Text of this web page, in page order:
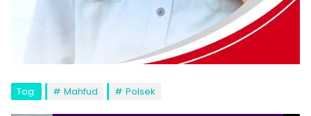
Tag: Mahfud Polsek